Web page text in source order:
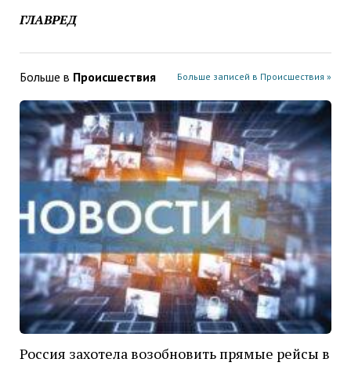
ГЛАВРЕД
Больше в Проиcшествия Больше записей в Проиcшествия »
Россия захотела возобновить прямые рейсы в